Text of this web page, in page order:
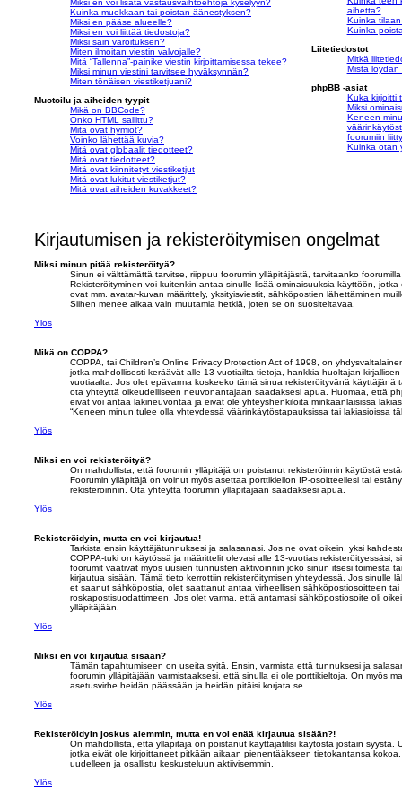
Miksi en voi lisätä vastausvaihtoehtoja kyselyyn?
Kuinka muokkaan tai poistan äänestyksen?
Miksi en pääse alueelle?
Miksi en voi liittää tiedostoja?
Miksi sain varoituksen?
Miten ilmoitan viestin valvojalle?
Mitä “Tallenna”-painike viestin kirjoittamisessa tekee?
Miksi minun viestini tarvitsee hyväksynnän?
Miten tönäisen viestiketjuani?
Muotoilu ja aiheiden tyypit
Mikä on BBCode?
Onko HTML sallittu?
Mitä ovat hymiöt?
Voinko lähettää kuvia?
Mitä ovat globaalit tiedotteet?
Mitä ovat tiedotteet?
Mitä ovat kiinnitetyt viestiketjut
Mitä ovat lukitut viestiketjut?
Mitä ovat aiheiden kuvakkeet?
aihetta?
Kuinka
Kuinka
Liitetiedostot
Mitkä
Mistä
phpBB -asiat
Kuka kirjoitti
Miksi
Keneen
foorumiin
Kuinka otan
Kirjautumisen ja rekisteröitymisen ongelmat
Miksi minun pitää rekisteröityä?
Sinun ei välttämättä tarvitse, riippuu foorumin ylläpitäjästä, tarvitaanko
Rekisteröityminen voi kuitenkin antaa sinulle lisää ominaisuuksia käyttöön,
ovat mm. avatar-kuvan määrittely, yksityisviestit, sähköpostien lähettäminen
Siihen menee aikaa vain muutamia hetkiä, joten se on suositeltavaa.
Ylös
Mikä on COPPA?
COPPA, tai Children’s Online Privacy Protection Act of 1998, on
jotka mahdollisesti keräävät alle 13-vuotiailta tietoja, hankkia huoltajan
vuotiaalta. Jos olet epävarma koskeeko tämä sinua rekisteröityvänä käyttäjänä
ota yhteyttä oikeudelliseen neuvonantajaan saadaksesi apua. Huomaa, että
eivät voi antaa lakineuvontaa ja eivät ole yhteyshenkilöitä minkäänlaisissa
“Keneen minun tulee olla yhteydessä väärinkäytöstapauksissa tai lakiasioissa
Ylös
Miksi en voi rekisteröityä?
On mahdollista, että foorumin ylläpitäjä on poistanut rekisteröinnin käytöstä
Foorumin ylläpitäjä on voinut myös asettaa porttikiellon IP-osoitteellesi tai
rekisteröinnin. Ota yhteyttä foorumin ylläpitäjään saadaksesi apua.
Ylös
Rekisteröidyin, mutta en voi kirjautua!
Tarkista ensin käyttäjätunnuksesi ja salasanasi. Jos ne ovat oikein, yksi
COPPA-tuki on käytössä ja määrittelit olevasi alle 13-vuotias rekisteröityessäsi,
foorumit vaativat myös uusien tunnusten aktivoinnin joko sinun itsesi toimesta
kirjautua sisään. Tämä tieto kerrottiin rekisteröitymisen yhteydessä. Jos sinulle
et saanut sähköpostia, olet saattanut antaa virheellisen sähköpostiosoitteen
roskapostisuodattimeen. Jos olet varma, että antamasi sähköpostiosoite oli
ylläpitäjään.
Ylös
Miksi en voi kirjautua sisään?
Tämän tapahtumiseen on useita syitä. Ensin, varmista että tunnuksesi ja
foorumin ylläpitäjään varmistaaksesi, että sinulla ei ole porttikieltoja. On myös
asetusvirhe heidän päässään ja heidän pitäisi korjata se.
Ylös
Rekisteröidyin joskus aiemmin, mutta en voi enää kirjautua sisään?!
On mahdollista, että ylläpitäjä on poistanut käyttäjätilisi käytöstä jostain syystä.
jotka eivät ole kirjoittaneet pitkään aikaan pienentääkseen tietokantansa
uudelleen ja osallistu keskusteluun aktiivisemmin.
Ylös